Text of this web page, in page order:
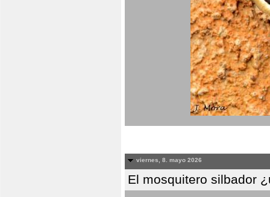
viernes, 8. mayo 2026
El mosquitero silbador